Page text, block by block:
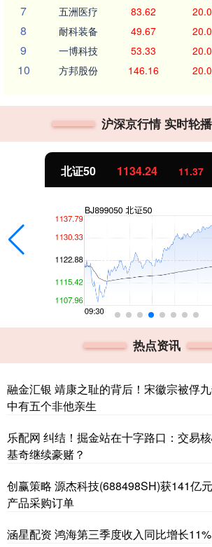
7 五洲医疗 83.62
8 耐科装备 49.67
9 一博科技 53.33
10 方邦股份 146.16
沪深京行情 实时轮播
北证50 1134.24 11.37
热点资讯
融金汇银 靖康之耻的背后！宋徽宗被俘
中有五个非他亲生
乐配网 纠结！掘金站在十字路口：交易
基奇继续豪赌？
创赢策略 源杰科技(688498SH)获141亿
产品采购订单
涵星配资 鸿海第三季度收入同比增长11%